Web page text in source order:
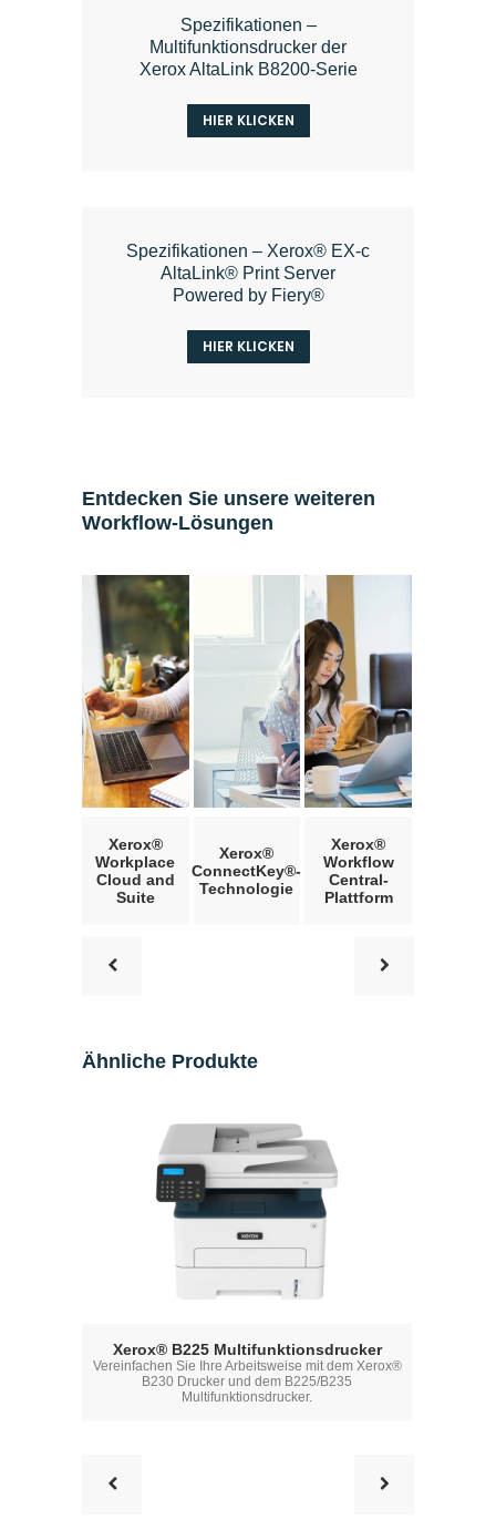
Spezifikationen –
Multifunktionsdrucker der
Xerox AltaLink B8200-Serie
HIER KLICKEN
Spezifikationen – Xerox® EX-c
AltaLink® Print Server
Powered by Fiery®
HIER KLICKEN
Entdecken Sie unsere weiteren
Workflow-Lösungen
Xerox®
Workplace
Cloud and
Suite
Xerox®
ConnectKey®-
Technologie
Xerox®
Workflow
Central-
Plattform
Ähnliche Produkte
Xerox® B225 Multifunktionsdrucker
Vereinfachen Sie Ihre Arbeitsweise mit dem Xerox®
B230 Drucker und dem B225/B235
Multifunktionsdrucker.